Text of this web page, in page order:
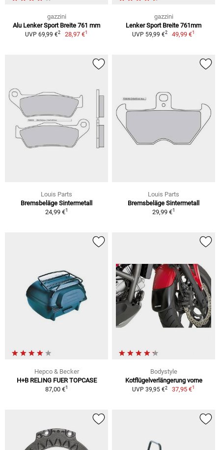
gazzini
Alu Lenker Sport Breite 761 mm
UVP 69,99 €2 28,97 €1
gazzini
Lenker Sport Breite 761mm
UVP 59,99 €2 49,99 €1
Louis Parts
Bremsbeläge Sintermetall
24,99 €1
Louis Parts
Bremsbeläge Sintermetall
29,99 €1
Hepco & Becker
H+B RELING FUER TOPCASE
87,00 €1
Bodystyle
Kotflügelverlängerung vorne
UVP 39,95 €2 37,95 €1